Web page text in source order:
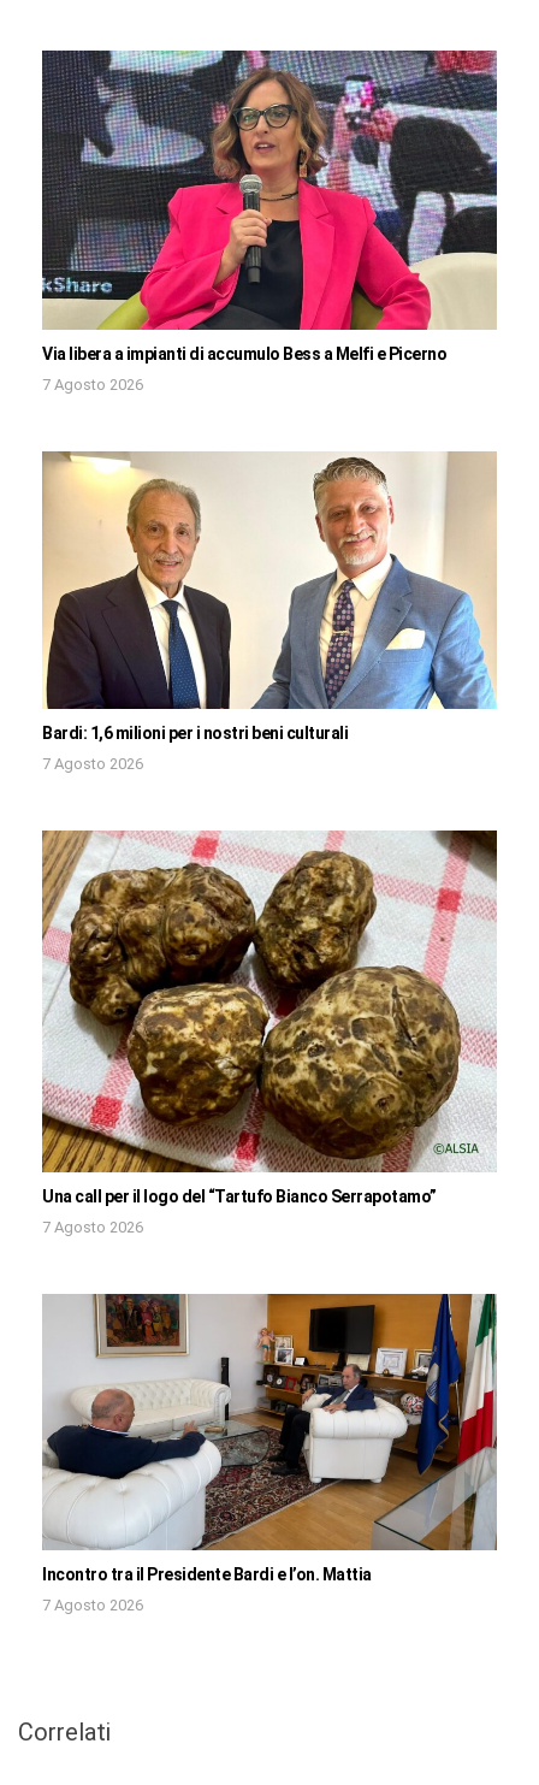
Via libera a impianti di accumulo Bess a Melfi e Picerno
7 Agosto 2026
Bardi: 1,6 milioni per i nostri beni culturali
7 Agosto 2026
Una call per il logo del “Tartufo Bianco Serrapotamo”
7 Agosto 2026
Incontro tra il Presidente Bardi e l’on. Mattia
7 Agosto 2026
Correlati